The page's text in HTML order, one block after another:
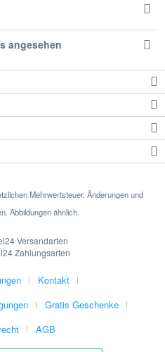
angesehen
Mehrwertsteuer. Änderungen und
Abbildungen ähnlich.
Kontakt
Gratis Geschenke
AGB